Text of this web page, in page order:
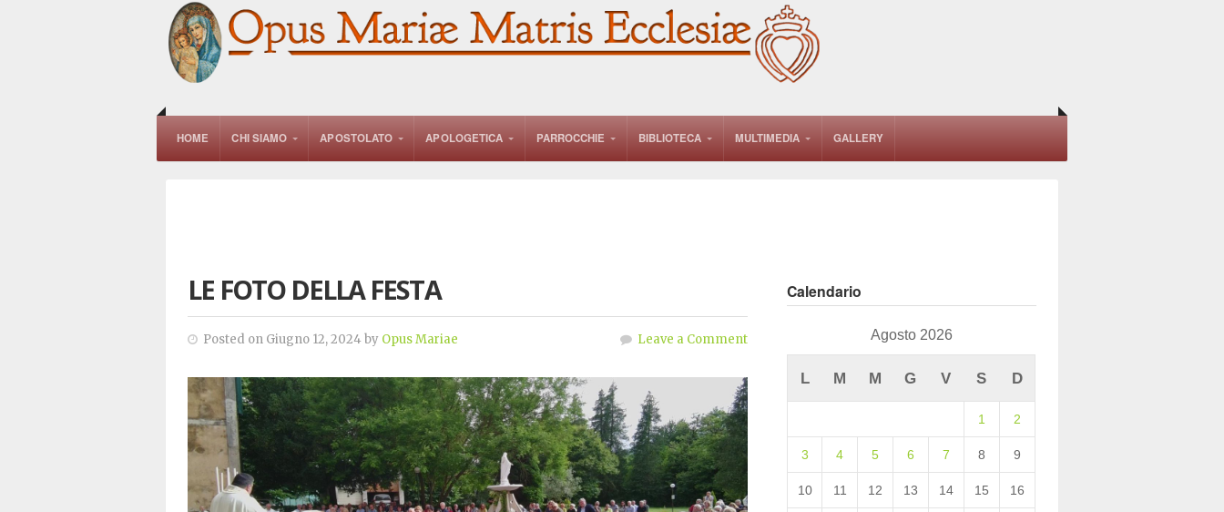
HOME CHI SIAMO APOSTOLATO APOLOGETICA PARROCCHIE BIBLIOTECA MULTIMEDIA GALLERY
LE FOTO DELLA FESTA
Posted on Giugno 12, 2024 by Opus Mariae Leave a Comment
Calendario
Agosto 2026
L M M G V S D
1 2
3 4 5 6 7 8 9
10 11 12 13 14 15 16